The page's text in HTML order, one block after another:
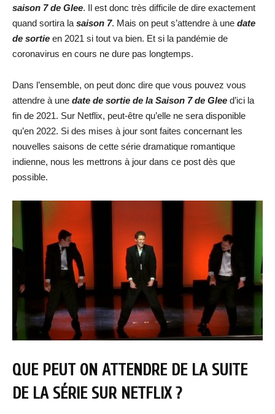
saison 7 de Glee. Il est donc très difficile de dire exactement
quand sortira la saison 7. Mais on peut s’attendre à une date
de sortie en 2021 si tout va bien. Et si la pandémie de
coronavirus en cours ne dure pas longtemps.
Dans l’ensemble, on peut donc dire que vous pouvez vous
attendre à une date de sortie de la Saison 7 de Glee d’ici la
fin de 2021. Sur Netflix, peut-être qu’elle ne sera disponible
qu’en 2022. Si des mises à jour sont faites concernant les
nouvelles saisons de cette série dramatique romantique
indienne, nous les mettrons à jour dans ce post dès que
possible.
QUE PEUT ON ATTENDRE DE LA SUITE
DE LA SÉRIE SUR NETFLIX ?